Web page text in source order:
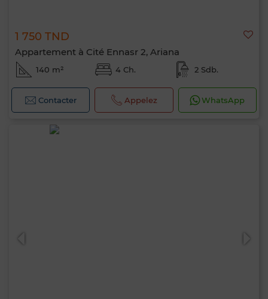
1 750 TND
Appartement à Cité Ennasr 2, Ariana
140 m² 4 Ch. 2 Sdb.
Contacter Appelez WhatsApp